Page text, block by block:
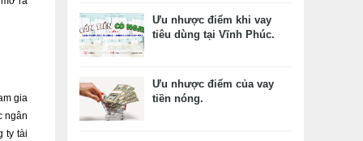
gia
ngân
ty tài
Ưu nhược điểm khi vay
tiêu dùng tại Vĩnh Phúc.
Ưu nhược điểm của vay
tiền nóng.